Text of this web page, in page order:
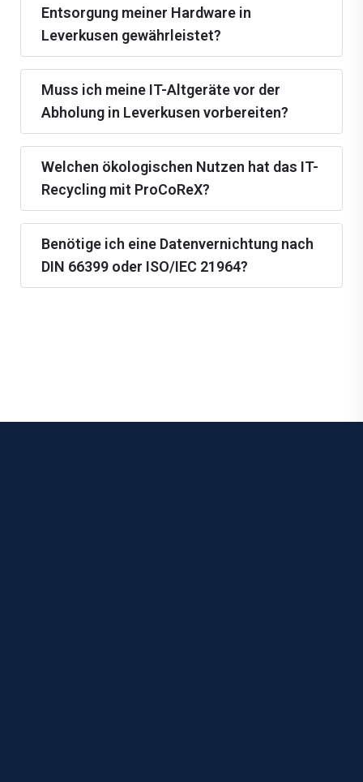
Entsorgung meiner Hardware in
Leverkusen gewährleistet?
Muss ich meine IT-Altgeräte vor der
Abholung in Leverkusen vorbereiten?
Welchen ökologischen Nutzen hat das IT-
Recycling mit ProCoReX?
Benötige ich eine Datenvernichtung nach
DIN 66399 oder ISO/IEC 21964?